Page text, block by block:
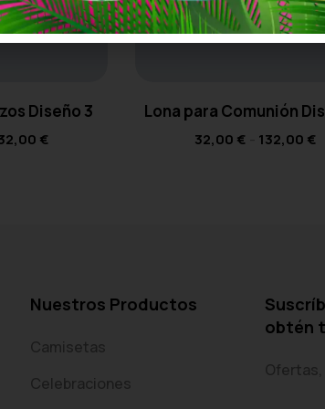
Diseño 3
€
Lona para Comunión
32,00 € 132,00 €
Nuestros Productos
Camisetas
Celebraciones
obtén